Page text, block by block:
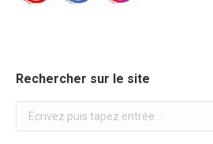
Rechercher sur le site
Search: